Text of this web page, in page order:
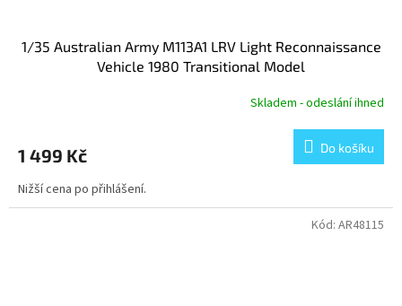
1/35 Australian Army M113A1 LRV Light Reconnaissance
Vehicle 1980 Transitional Model
Skladem - odeslání ihned
1 499 Kč Do košíku
Nižší cena po přihlášení.
Kód: AR48115